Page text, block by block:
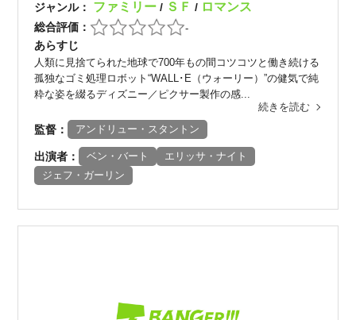
ジャンル： ファミリー/ ＳＦ/ ロマンス
総合評価： -
あらすじ
人類に見捨てられた地球で700年もの間コツコツと働き続ける
孤独なゴミ処理ロボット“WALL･E（ウォーリー）”の健気で純
粋な姿を綴るディズニー／ピクサー製作の感...
続きを読む
監督： アンドリュー・スタントン
出演者： ベン・バート
エリッサ・ナイト
ジェフ・ガーリン